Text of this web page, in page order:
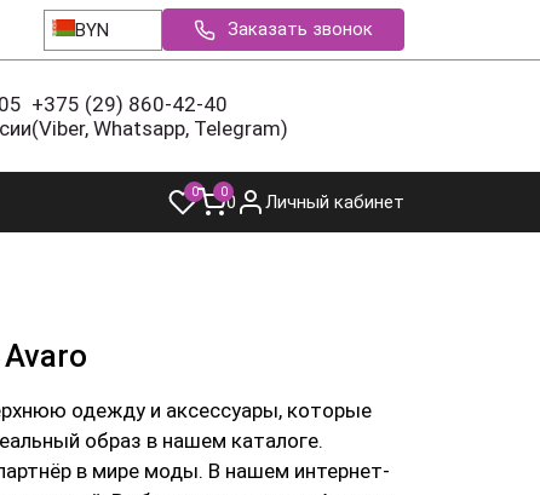
BYN Заказать звонок
+375 (29) 860-42-40
(Viber, Whatsapp, Telegram)
0 00 Личный кабинет
одежду и аксессуары, которые
образ в нашем каталоге.
В нашем интернет-